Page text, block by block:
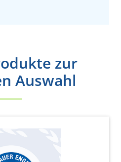
zur
Auswahl